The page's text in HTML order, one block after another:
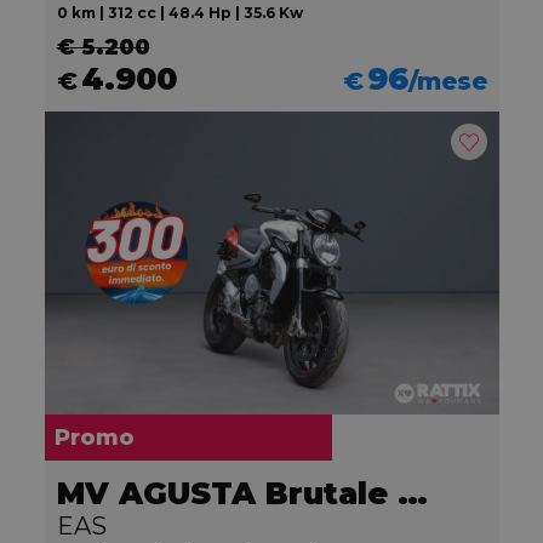
0 km | 312 cc | 48.4 Hp | 35.6 Kw
€ 5.200
€4.900 €96/mese
Promo
MV AGUSTA Brutale 800
EAS